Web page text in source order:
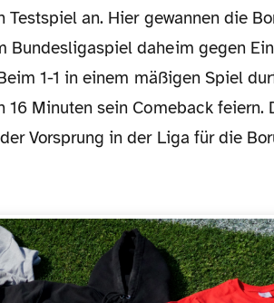
an. Hier gewannen die
Bundesligaspiel daheim gegen
1-1 in einem mäßigen Spiel
Minuten sein Comeback feiern.
Vorsprung in der Liga für die